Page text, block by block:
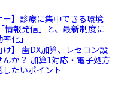
ー】診療に集中できる環境
情報発信」と、最新制度に
化」
け】 歯DX加算、レセコン設
か？ 加算1対応・電子処方
たいポイント